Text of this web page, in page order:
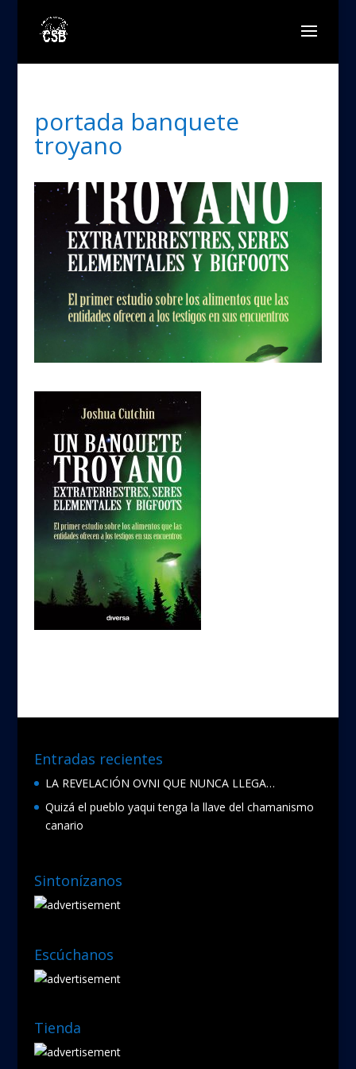
portada banquete
troyano
Entradas recientes
LA REVELACIÓN OVNI QUE NUNCA LLEGA…
Quizá el pueblo yaqui tenga la llave del chamanismo
canario
Sintonízanos
Escúchanos
Tienda